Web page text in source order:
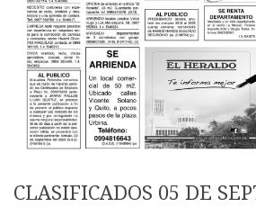
CLASIFICADOS 05 DE